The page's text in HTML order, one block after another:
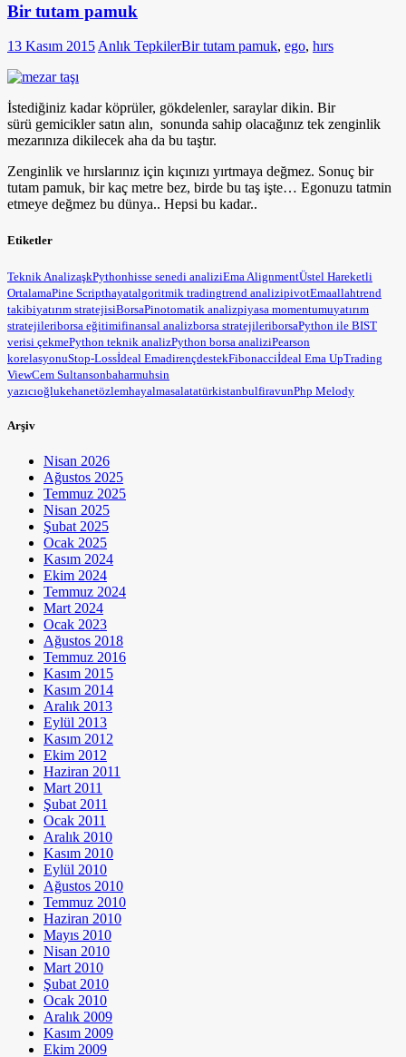
Bir tutam pamuk
13 Kasım 2015Anlık TepkilerBir tutam pamuk, ego, hırs
İstediğiniz kadar köprüler, gökdelenler, saraylar dikin. Bir
sürü gemicikler satın alın, sonunda sahip olacağınız tek zenginlik
mezarınıza dikilecek aha da bu taştır.
Zenginlik ve hırslarınız için kıçınızı yırtmaya değmez. Sonuç bir
tutam pamuk, bir kaç metre bez, birde bu taş işte… Egonuzu tatmin
etmeye değmez bu dünya.. Hepsi bu kadar..
Etiketler
Teknik AnalizaşkPythonhisse senedi analiziEma AlignmentÜstel Hareketli
OrtalamaPine Scripthayatalgoritmik tradingtrend analizipivotEmaallahtrend
takibiyatırım stratejisiBorsaPinotomatik analizpiyasa momentumuyatırım
stratejileriborsa eğitimifinansal analizborsa stratejileriborsaPython ile BIST
verisi çekmePython teknik analizPython borsa analiziPearson
korelasyonuStop-Lossİdeal EmadirençdestekFibonacciİdeal Ema UpTrading
ViewCem Sultansonbaharmuhsin
yazıcıoğlukehanetözlemhayalmasalatatürkistanbulfiravunPhp Melody
Arşiv
Nisan 2026
Ağustos 2025
Temmuz 2025
Nisan 2025
Şubat 2025
Ocak 2025
Kasım 2024
Ekim 2024
Temmuz 2024
Mart 2024
Ocak 2023
Ağustos 2018
Temmuz 2016
Kasım 2015
Kasım 2014
Aralık 2013
Eylül 2013
Kasım 2012
Ekim 2012
Haziran 2011
Mart 2011
Şubat 2011
Ocak 2011
Aralık 2010
Kasım 2010
Eylül 2010
Ağustos 2010
Temmuz 2010
Haziran 2010
Mayıs 2010
Nisan 2010
Mart 2010
Şubat 2010
Ocak 2010
Aralık 2009
Kasım 2009
Ekim 2009